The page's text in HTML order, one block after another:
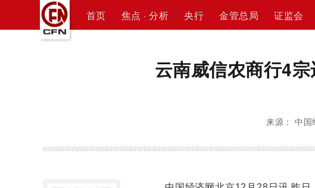
首页 焦点 · 分析 央行 金管总局 证监会
云南威信农商行4
来源： 中